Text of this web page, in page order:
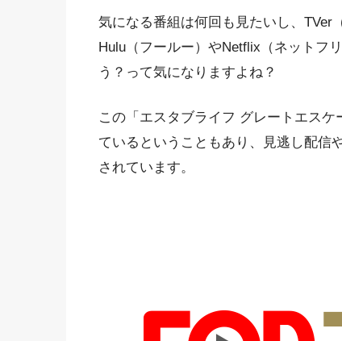
気になる番組は何回も見たいし、TVer
Hulu（フールー）やNetflix（ネットフ
う？って気になりますよね？
この「エスタブライフ グレートエス
ているということもあり、見逃し配信
されています。